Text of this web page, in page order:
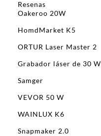
Resenas
Oakeroo 20W
HomdMarket K5
ORTUR Laser Master 2
Grabador láser de 30 W
Samger
VEVOR 50 W
WAINLUX K6
Snapmaker 2.0